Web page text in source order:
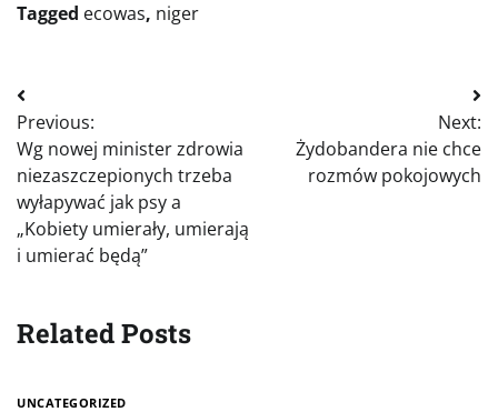
Tagged ecowas, niger
Nawigacja
wpisu
Previous:
Wg nowej minister zdrowia
niezaszczepionych trzeba
wyłapywać jak psy a
„Kobiety umierały, umierają
i umierać będą”
Next:
Żydobandera nie chce
rozmów pokojowych
Related Posts
UNCATEGORIZED